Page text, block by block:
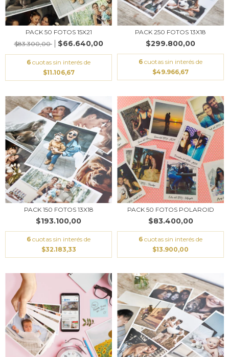
PACK 50 FOTOS 15X21
$83.300,00
$66.640,00
6 cuotas sin interés de
$11.106,67
PACK 250 FOTOS 13X18
$299.800,00
6 cuotas sin interés de
$49.966,67
PACK 150 FOTOS 13X18
$193.100,00
6 cuotas sin interés de
$32.183,33
PACK 50 FOTOS POLAROID
$83.400,00
6 cuotas sin interés de
$13.900,00